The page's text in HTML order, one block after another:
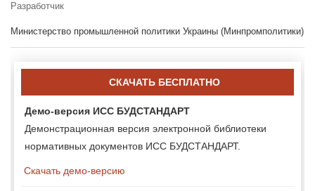
Разработчик
Министерство промышленной политики Украины (Минпромполитики)
СКАЧАТЬ БЕСПЛАТНО
Демо-версия ИСС БУДСТАНДАРТ
Демонстрационная версия электронной библиотеки
нормативных документов ИСС БУДСТАНДАРТ.
Скачать демо-версию